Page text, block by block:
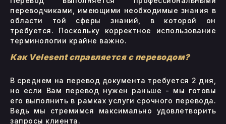
переводчиками, имеющими необходимые знания в
области той сферы знаний, в которой он
требуется. Поскольку корректное использование
терминологии крайне важно.
Как Velesent справляется с переводом?
В среднем на перевод документа требуется 2 дня,
но если Вам перевод нужен раньше - мы готовы
его выполнить в рамках услуги срочного перевода.
Ведь мы стремимся максимально удовлетворить
запросы клиента.